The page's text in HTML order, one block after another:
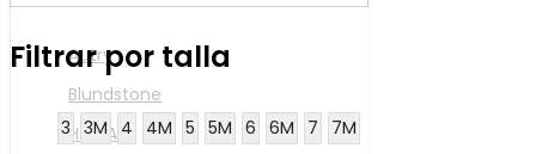
Autry
Blundstone
HOGAN
Filtrar por talla
3 3M 4 4M 5 5M 6 6M 7
7M